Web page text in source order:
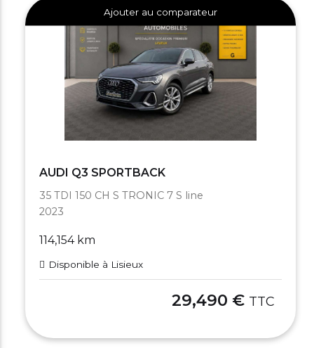
Ajouter au comparateur
AUDI Q3 SPORTBACK
35 TDI 150 CH S TRONIC 7 S line
2023
114,154 km
Disponible à Lisieux
29,490 € TTC